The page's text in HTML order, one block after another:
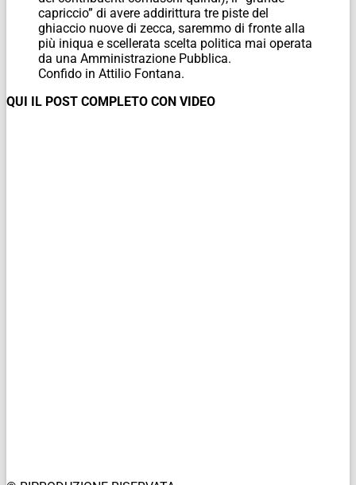
capriccio” di avere addirittura tre piste del
ghiaccio nuove di zecca, saremmo di fronte alla
più iniqua e scellerata scelta politica mai operata
da una Amministrazione Pubblica.
Confido in Attilio Fontana.
QUI IL POST COMPLETO CON VIDEO